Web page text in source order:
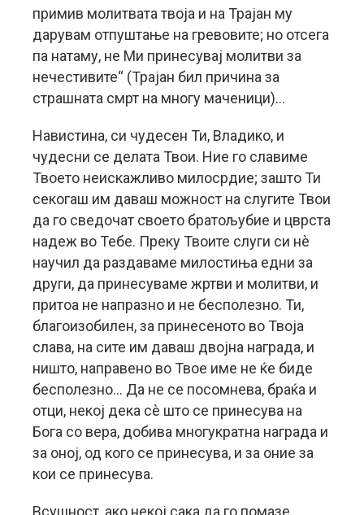
примив молитвата твоја и на Трајан му
дарувам отпуштање на гревовите; но отсега
па натаму, не Ми принесувај молитви за
нечестивите“ (Трајан бил причина за
страшната смрт на многу маченици)…
Навистина, си чудесен Ти, Владико, и
чудесни се делата Твои. Ние го славиме
Твоето неискажливо милосрдие; зашто Ти
секогаш им даваш можност на слугите Твои
да го сведочат своето братољубие и цврста
надеж во Тебе. Преку Твоите слуги си нè
научил да раздаваме милостиња едни за
други, да принесуваме жртви и молитви, и
притоа не напразно и не бесполезно. Ти,
благоизобилен, за принесеното во Твоја
слава, на сите им даваш двојна награда, и
ништо, направено во Твое име не ќе биде
бесполезно… Да не се посомнева, браќа и
отци, некој дека сè што се принесува на
Бога со вера, добива многукратна награда и
за оној, од кого се принесува, и за оние за
кои се принесува.
Всушност, ако некој сака да го помазе